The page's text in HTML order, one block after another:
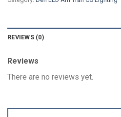
REVIEWS (0)
Reviews
There are no reviews yet.